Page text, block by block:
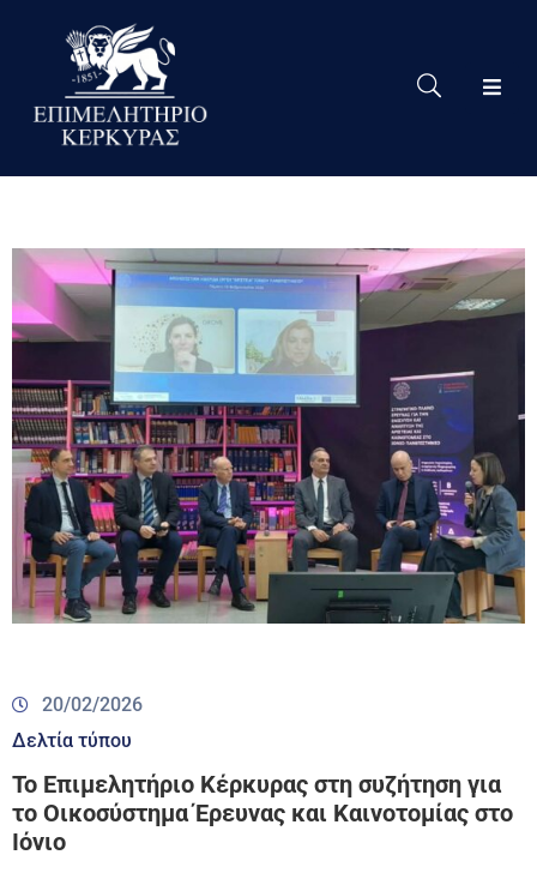
Το
Eπιμελητήριο
Νέα
Υπηρεσίες
Ειδική
Πληροφόρηση
Χρήσιμες
Συνδέσεις
20/02/2026
Δελτία τύπου
Το Επιμελητήριο Κέρκυρας στη συζήτηση για
το Οικοσύστημα Έρευνας και Καινοτομίας στο
Ιόνιο